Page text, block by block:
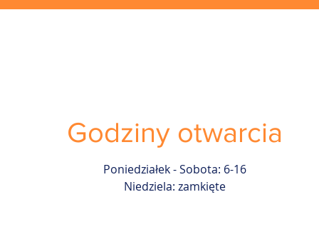
Godziny otwarcia
Poniedziałek - Sobota: 6-16
Niedziela: zamkięte